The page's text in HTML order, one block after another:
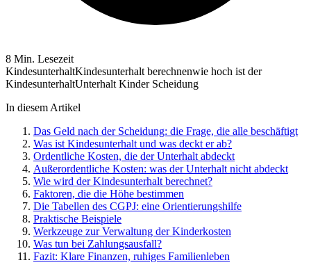
8 Min. Lesezeit
KindesunterhaltKindesunterhalt berechnenwie hoch ist der
KindesunterhaltUnterhalt Kinder Scheidung
In diesem Artikel
Das Geld nach der Scheidung: die Frage, die alle beschäftigt
Was ist Kindesunterhalt und was deckt er ab?
Ordentliche Kosten, die der Unterhalt abdeckt
Außerordentliche Kosten: was der Unterhalt nicht abdeckt
Wie wird der Kindesunterhalt berechnet?
Faktoren, die die Höhe bestimmen
Die Tabellen des CGPJ: eine Orientierungshilfe
Praktische Beispiele
Werkzeuge zur Verwaltung der Kinderkosten
Was tun bei Zahlungsausfall?
Fazit: Klare Finanzen, ruhiges Familienleben